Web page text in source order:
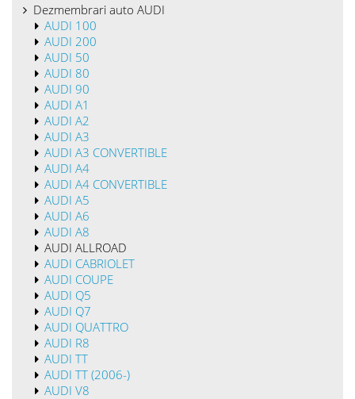
Dezmembrari auto AUDI
AUDI 100
AUDI 200
AUDI 50
AUDI 80
AUDI 90
AUDI A1
AUDI A2
AUDI A3
AUDI A3 CONVERTIBLE
AUDI A4
AUDI A4 CONVERTIBLE
AUDI A5
AUDI A6
AUDI A8
AUDI ALLROAD
AUDI CABRIOLET
AUDI COUPE
AUDI Q5
AUDI Q7
AUDI QUATTRO
AUDI R8
AUDI TT
AUDI TT (2006-)
AUDI V8